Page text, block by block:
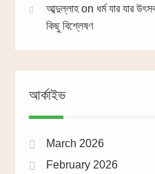
আব্দুল্লাহon ধর্ম যার যার
কিছু বিশ্লেষণ
আর্কাইভ
March 2026
February 2026